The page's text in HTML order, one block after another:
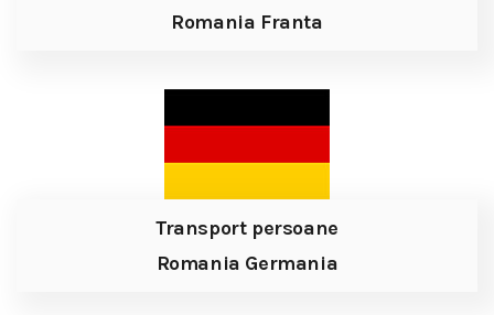
Romania Franta
Transport persoane
Romania Germania